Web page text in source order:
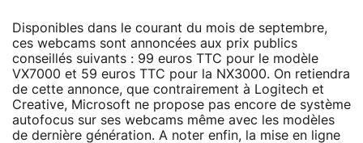
Disponibles dans le courant du mois de septembre,
ces webcams sont annoncées aux prix publics
conseillés suivants : 99 euros TTC pour le modèle
VX7000 et 59 euros TTC pour la NX3000. On retiendra
de cette annonce, que contrairement à Logitech et
Creative, Microsoft ne propose pas encore de système
autofocus sur ses webcams même avec les modèles
de dernière génération. A noter enfin, la mise en ligne